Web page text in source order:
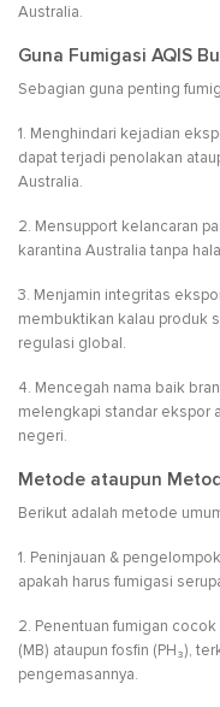
Australia.
Guna Fumigasi AQIS
Sebagian guna penting
1. Menghindari kejadian
dapat terjadi penolakan
Australia.
2. Mensupport kelancaran
karantina Australia tanpa
3. Menjamin integritas
membuktikan kalau produk
regulasi global.
4. Mencegah nama baik
melengkapi standar ekspor
negeri.
Metode ataupun
Berikut adalah metode
1. Peninjauan &
apakah harus fumigasi
2. Penentuan fumigan
(MB) ataupun fosfin (PH₃),
pengemasannya.